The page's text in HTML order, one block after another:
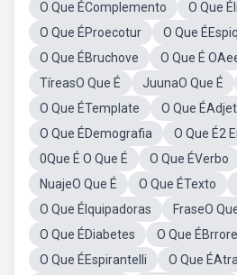
O Que ÉComplemento
O Que
O Que ÉProecotur
O Que
O Que ÉBruchove
O Que É
TíreasO Que É
JuunaO Que É
O Que ÉTemplate
O Que
O Que ÉDemografia
O Que É2
0Que É O Que É
O Que ÉVerbo
NuajeO Que É
O Que ÉTexto
O Que ÉIquipadoras
FraseO
O Que ÉDiabetes
O Que
O Que ÉEspirantelli
O Que